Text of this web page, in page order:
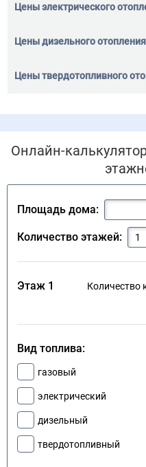
Онлайн-
Площадь дома:
Количество этажей:
Этаж 1 Количество
Вид топлива:
газовый
электрический
дизельный
твердотопливный